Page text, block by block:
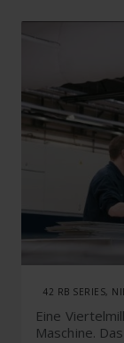
42 RB SERIES,
Eine
Maschine.